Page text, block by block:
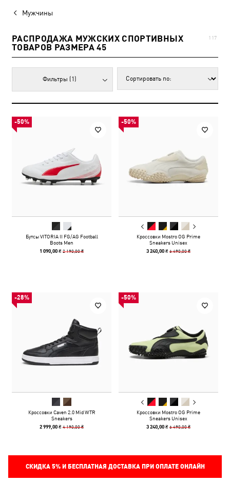
Мужчины
РАСПРОДАЖА МУЖСКИХ СПОРТИВНЫХ
ТОВАРОВ РАЗМЕРА 45
117
Фильтры (1)
-50%
Бутсы VITORIA II FG/AG Football
Boots Men
1 090,00 ₴2 190,00 ₴
-50%
Кроссовки Mostro OG Prime
Sneakers Unisex
3 240,00 ₴6 490,00 ₴
-28%
Кроссовки Caven 2.0 Mid WTR
Sneakers
2 999,00 ₴4 190,00 ₴
-50%
Кроссовки Mostro OG Prime
Sneakers Unisex
3 240,00 ₴6 490,00 ₴
СКИДКА 5%И БЕСПЛАТНАЯ ДОСТАВКА ПРИ ОПЛАТЕ ОНЛАЙН